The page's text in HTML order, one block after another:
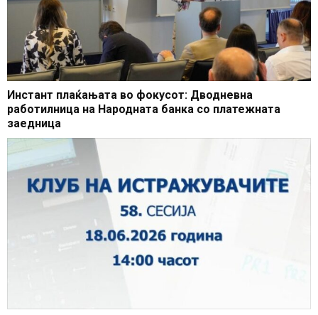
Инстант плаќањата во фокусот: Дводневна
работилница на Народната банка со платежната
заедница